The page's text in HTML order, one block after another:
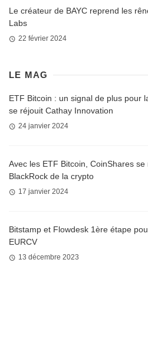
Le créateur de BAYC reprend les
Labs
22 février 2024
LE MAG
ETF Bitcoin : un signal de plus pour
se réjouit Cathay Innovation
24 janvier 2024
Avec les ETF Bitcoin, CoinShares
BlackRock de la crypto
17 janvier 2024
Bitstamp et Flowdesk 1ère étape
EURCV
13 décembre 2023